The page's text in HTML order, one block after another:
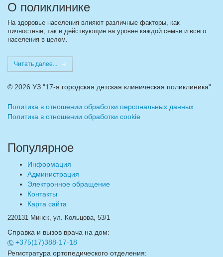
О поликлинике
На здоровье населения влияют различные факторы, как
личностные, так и действующие на уровне каждой семьи и всего
населения в целом.
Читать далее...
© 2026 УЗ "17-я городская детская клиническая поликлиника"
Политика в отношении обработки персональных данных
Политика в отношении обработки cookie
Популярное
Информация
Администрация
Электронное обращение
Контакты
Карта сайта
220131 Минск, ул. Кольцова, 53/1
Справка и вызов врача на дом:
+375(17)388-17-18
Регистратура ортопедического отделения: